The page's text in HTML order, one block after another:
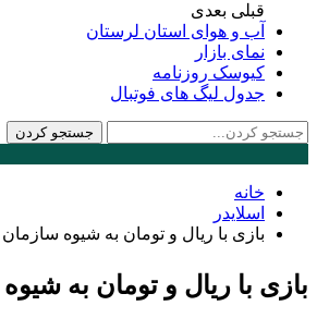
قبلی بعدی
آب و هوای استان لرستان
نمای بازار
کیوسک روزنامه
جدول لیگ های فوتبال
خانه
اسلایدر
بازی با ریال و تومان به شیوه
بازی با ریال و تومان به